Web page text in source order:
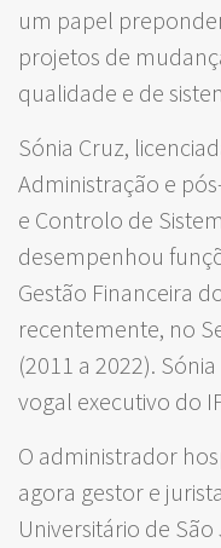
um papel
projetos de
qualidade e de
Sónia Cruz,
Administração e
e Controlo de
desempenhou
Gestão Financeira
recentemente, no
(2011 a 2022).
vogal executivo do
O administrador
agora gestor e
Universitário de